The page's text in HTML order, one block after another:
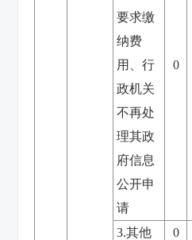
要求缴
纳费
用、行
政机关
不再处
理其政
府信息
公开申
请
0
3.其他 0